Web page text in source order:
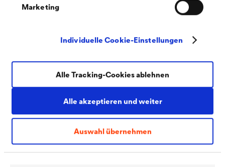
Marketing
Individuelle Cookie-Einstellungen
Alle akzeptieren und weiter
Auswahl übernehmen
Alle Tracking-Cookies ablehnen